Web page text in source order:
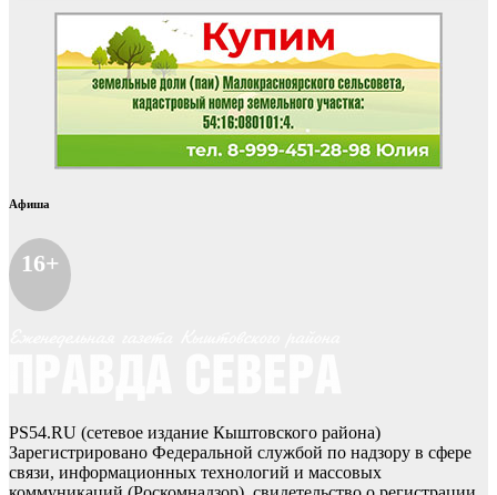
Афиша
16+
PS54.RU (сетевое издание Кыштовского района)
Зарегистрировано Федеральной службой по надзору в сфере
связи, информационных технологий и массовых